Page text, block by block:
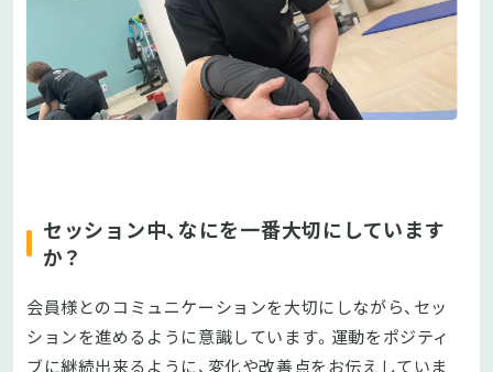
セッション中、なにを一番大切にしています
か？
会員様とのコミュニケーションを大切にしながら、セッ
ションを進めるように意識しています。運動をポジティ
ブに継続出来るように、変化や改善点をお伝えしていま